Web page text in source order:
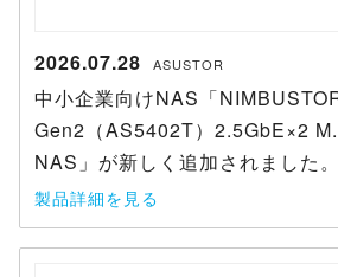
2026.07.28 ASUSTOR
中小企業向けNAS「
Gen2（AS5402T）2.5GbE×2
NAS」が新しく追加されました。
製品詳細を見る